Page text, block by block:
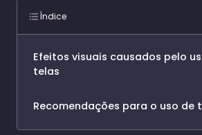
Índice
Efeitos visuais causados pelo
telas
Recomendações para o uso de